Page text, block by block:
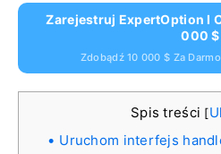
Zarejestruj ExpertOption I
000 $
Zdobądź 10 000 $ Za
Spis treści [
Uruchom interfejs